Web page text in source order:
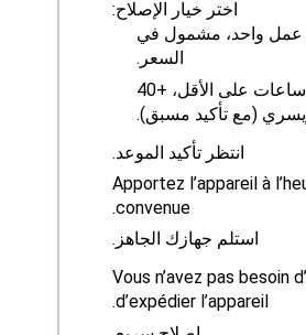
اختر خيار الإصلاح:
عمل واحد، مشمول في
السعر.
سريع — 2–3 ساعات على الأقل، +40
(مع تأكيد مسبق).
انتظر تأكيد الموعد.
Apportez l’appareil à
convenue.
استلم جهازك الجاهز.
Vous n’avez pas besoin
d’expédier l’appareil.